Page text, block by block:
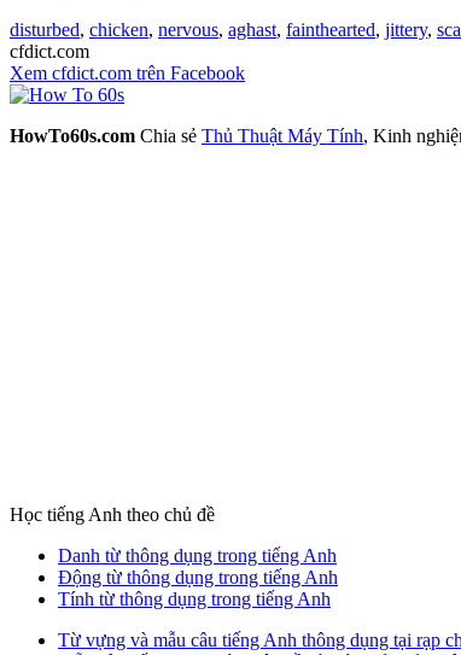
disturbed, chicken, nervous, aghast, fainthearted, jittery,
cfdict.com
Xem cfdict.com trên Facebook
HowTo60s.com Chia sẻ Thủ Thuật Máy Tính, Kinh
Học tiếng Anh theo chủ đề
Danh từ thông dụng trong tiếng Anh
Động từ thông dụng trong tiếng Anh
Tính từ thông dụng trong tiếng Anh
Từ vựng và mẫu câu tiếng Anh thông dụng tại rạp